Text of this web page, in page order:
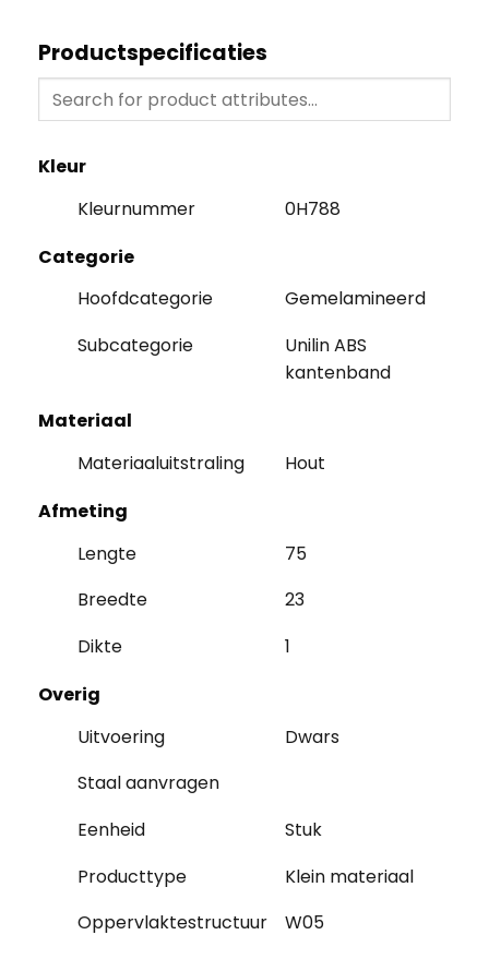
Productspecificaties
Kleur
Kleurnummer
0H788
Categorie
Hoofdcategorie
Gemelamineerd
Subcategorie
Unilin ABS
kantenband
Materiaal
Materiaaluitstraling
Hout
Afmeting
Lengte
75
Breedte
23
Dikte
1
Overig
Uitvoering
Dwars
Staal aanvragen
Eenheid
Stuk
Producttype
Klein materiaal
Oppervlaktestructuur
W05